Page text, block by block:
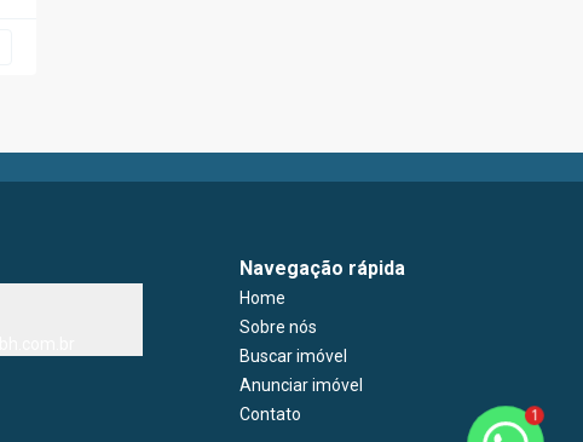
Navegação rápida
Home
Sobre nós
Buscar imóvel
Anunciar imóvel
Contato
1